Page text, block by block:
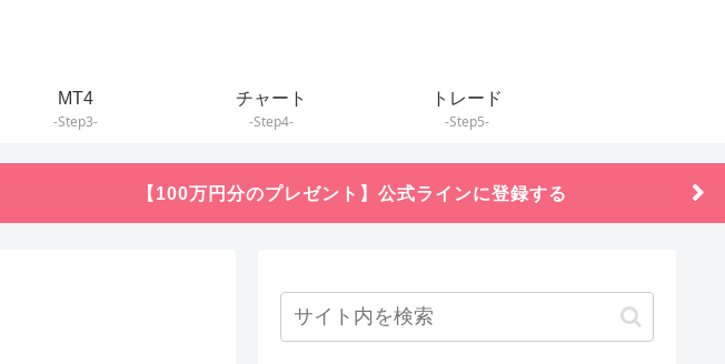
MT4
-Step3-
チャート
-Step4-
トレード
-Step5-
【100万円分のプレゼント】公式ラインに登録する